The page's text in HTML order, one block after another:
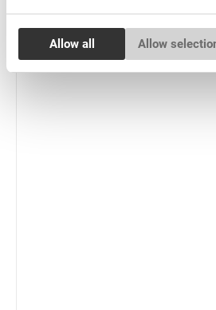
Necessary
Allow all Allow
New